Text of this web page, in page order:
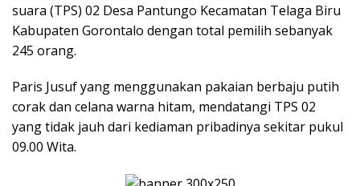
suara (TPS) 02 Desa Pantungo Kecamatan Telaga Biru
Kabupaten Gorontalo dengan total pemilih sebanyak
245 orang.
Paris Jusuf yang menggunakan pakaian berbaju putih
corak dan celana warna hitam, mendatangi TPS 02
yang tidak jauh dari kediaman pribadinya sekitar pukul
09.00 Wita.